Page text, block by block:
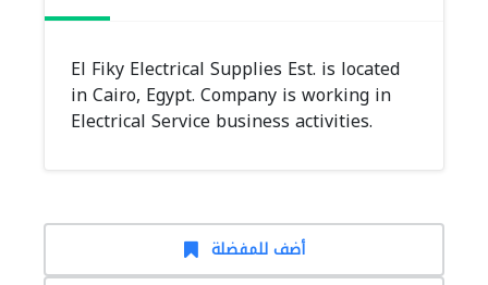
El Fiky Electrical Supplies Est. is located
in Cairo, Egypt. Company is working in
Electrical Service business activities.
أضف للمفضلة